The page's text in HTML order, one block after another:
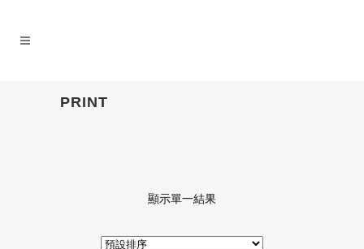
PRINT
顯示單一結果